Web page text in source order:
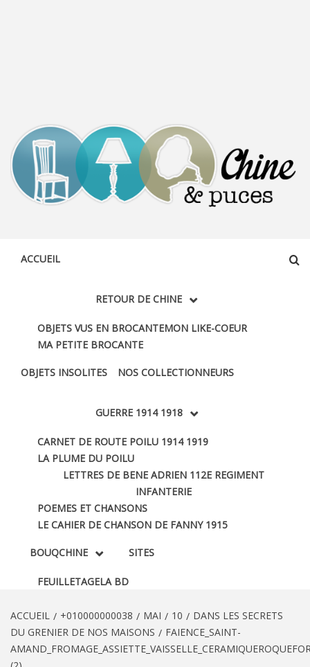
ACCUEIL
RETOUR DE CHINE
OBJETS VUS EN BROCANTEMON LIKE-COEUR
MA PETITE BROCANTE
OBJETS INSOLITES NOS COLLECTIONNEURS
GUERRE 1914 1918
CARNET DE ROUTE POILU 1914 1919
LA PLUME DU POILU
LETTRES DE BENE ADRIEN 112E REGIMENT
INFANTERIE
POEMES ET CHANSONS
LE CAHIER DE CHANSON DE FANNY 1915
BOUQCHINE
FEUILLETAGELA BD
SITES
ACCUEIL +010000000038 MAI 10
DANS LES SECRETS
DU GRENIER DE NOS MAISONS
FAIENCE_SAINT-